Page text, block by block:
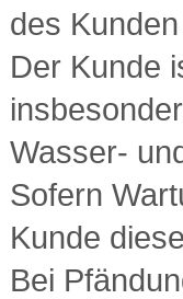
des
Der Kunde
Wasser-
Sofern
Kunde
Bei